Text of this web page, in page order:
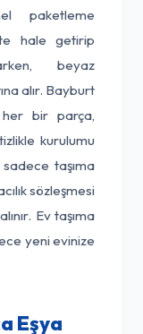
paketleme
hale getirip
beyaz
alır. Bayburt
her bir parça,
kurulumu
taşıma
sözleşmesi
Ev taşıma
yeni evinize
Eşya